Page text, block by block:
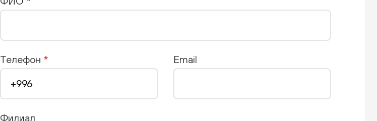
Телефон * Email
Филиал